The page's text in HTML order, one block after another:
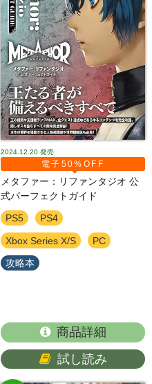
2024.12.20 発売
電子50%OFF
メタファー：リファンタジオ 公
式パーフェクトガイド
PS5 PS4
Xbox Series X/S PC
攻略本
商品詳細
試し読み